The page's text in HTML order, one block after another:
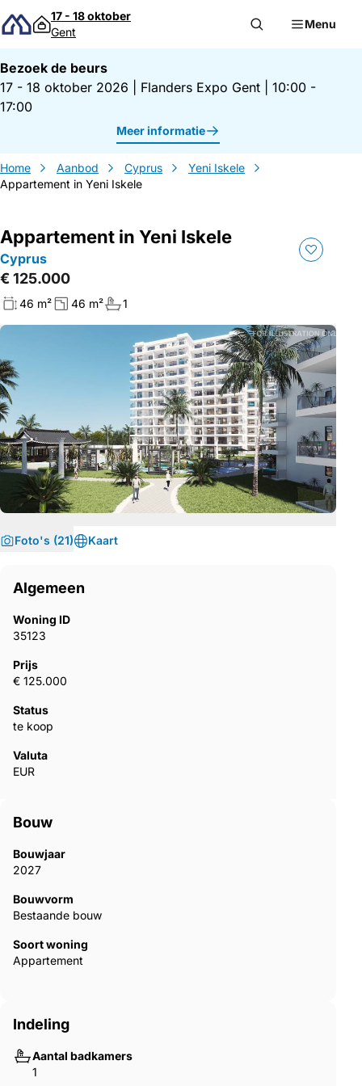
Direct naar inhoud
17 - 18 oktober
Gent
Menu
Bezoek de beurs
17 - 18 oktober 2026
Flanders Expo Gent
10:00 -
17:00
Meer informatie
Home Aanbod Cyprus
Yeni Iskele
Appartement in Yeni Iskele
Appartement in Yeni Iskele
Cyprus
€ 125.000
46 m² 46 m² 1
Foto's (21) Kaart
Algemeen
Woning ID
35123
Prijs
€ 125.000
Status
te koop
Valuta
EUR
Bouw
Bouwjaar
2027
Bouwvorm
Bestaande bouw
Soort woning
Appartement
Indeling
Aantal badkamers
1